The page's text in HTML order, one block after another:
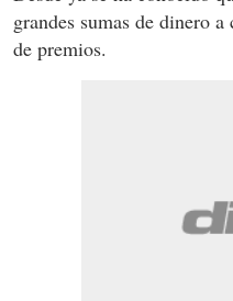
grandes sumas de dinero
de premios.